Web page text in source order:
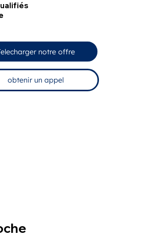
notre offre
obtenir un appel